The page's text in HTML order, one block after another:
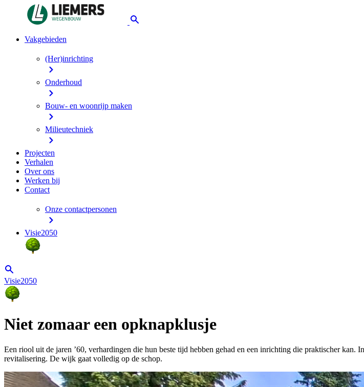
Vakgebieden
(Her)inrichting
Onderhoud
Bouw- en woonrijp maken
Milieutechniek
Projecten
Verhalen
Over ons
Werken bij
Contact
Onze contactpersonen
Visie2050
Visie2050
Niet zomaar een opknapklusje
Een riool uit de jaren ’60, verhardingen die hun beste tijd hebben gehad en een inrichting die praktischer
revitalisering. De wijk gaat volledig op de schop.